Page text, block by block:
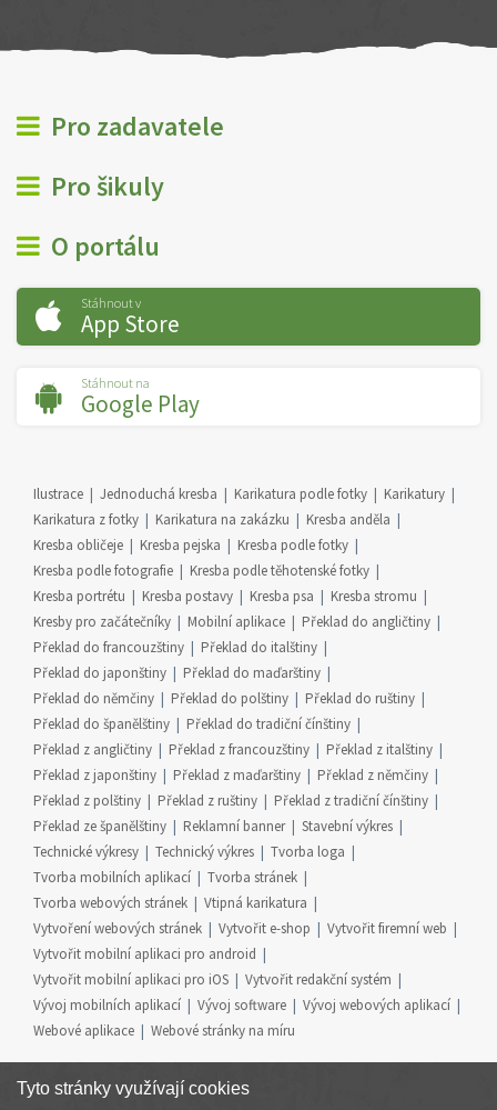
Pro zadavatele
Pro šikuly
O portálu
Stáhnout v
App Store
Stáhnout na
Google Play
Ilustrace Jednoduchá kresba Karikatura podle fotky
Karikatury
Karikatura z fotky
Karikatura na zakázku
Kresba anděla
Kresba obličeje
Kresba pejska
Kresba podle fotky
Kresba podle fotografie
Kresba podle těhotenské fotky
Kresba portrétu
Kresba postavy Kresba psa
Kresba stromu
Kresby pro začátečníky
Mobilní aplikace
Překlad do angličtiny
Překlad do francouzštiny
Překlad do italštiny
Překlad do japonštiny
Překlad do maďarštiny
Překlad do němčiny
Překlad do polštiny
Překlad do ruštiny
Překlad do španělštiny
Překlad do tradiční čínštiny
Překlad z angličtiny
Překlad z francouzštiny
Překlad z italštiny
Překlad z japonštiny
Překlad z maďarštiny
Překlad z němčiny
Překlad z polštiny
Překlad z ruštiny
Překlad z tradiční čínštiny
Překlad ze španělštiny
Reklamní banner
Stavební výkres
Technické výkresy
Technický výkres
Tvorba loga
Tvorba mobilních aplikací
Tvorba stránek
Tvorba webových stránek
Vtipná karikatura
Vytvoření webových stránek
Vytvořit e-shop
Vytvořit firemní web
Vytvořit mobilní aplikaci pro android
Vytvořit mobilní aplikaci pro iOS
Vytvořit redakční systém
Vývoj mobilních aplikací
Vývoj software
Vývoj webových aplikací
Webové aplikace
Webové stránky na míru
Tyto stránky využívají cookies